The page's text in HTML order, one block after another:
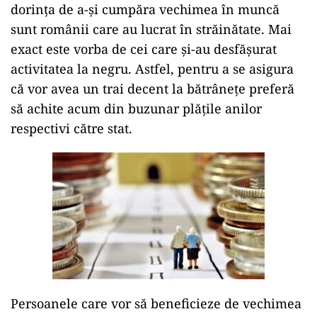
dorința de a-și cumpăra vechimea în muncă
sunt românii care au lucrat în străinătate. Mai
exact este vorba de cei care și-au desfășurat
activitatea la negru. Astfel, pentru a se asigura
că vor avea un trai decent la bătrânețe preferă
să achite acum din buzunar plățile anilor
respectivi către stat.
Persoanele care vor să beneficieze de vechimea